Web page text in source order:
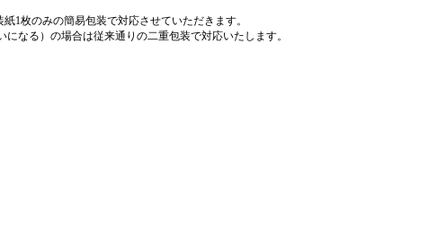
1枚のみの簡易包装で対応させていただきます。
なる）の場合は従来通りの二重包装で対応いたします。